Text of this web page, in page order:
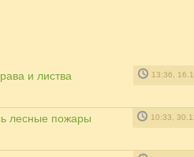
и листва 13:36,
лесные пожары 10:33,